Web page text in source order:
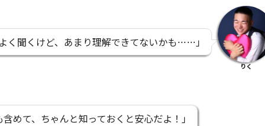
く聞くけど、あまり理解できてないかも…… 」
りく
めて、ちゃんと知っておくと安心だよ！ 」